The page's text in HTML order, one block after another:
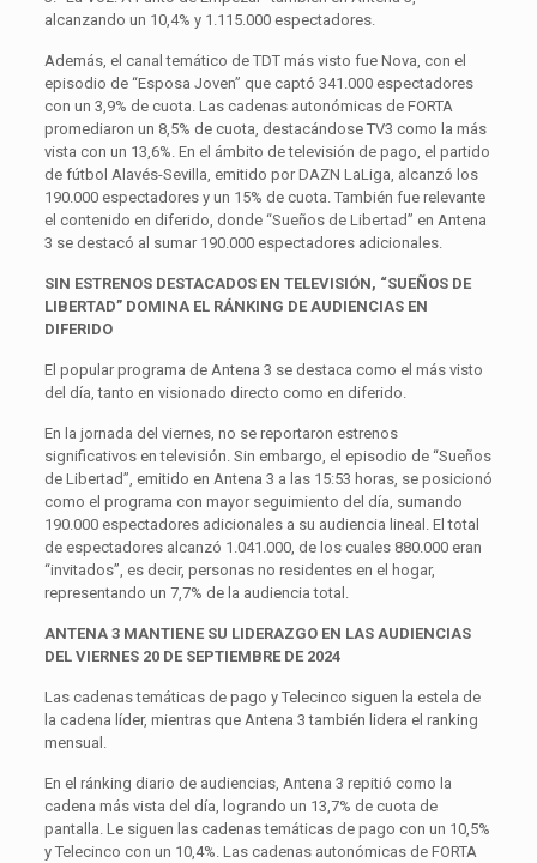
alcanzando un 10,4% y 1.115.000 espectadores.
Además, el canal temático de TDT más visto fue Nova, con el
episodio de “Esposa Joven” que captó 341.000 espectadores
con un 3,9% de cuota. Las cadenas autonómicas de FORTA
promediaron un 8,5% de cuota, destacándose TV3 como la más
vista con un 13,6%. En el ámbito de televisión de pago, el partido
de fútbol Alavés-Sevilla, emitido por DAZN LaLiga, alcanzó los
190.000 espectadores y un 15% de cuota. También fue relevante
el contenido en diferido, donde “Sueños de Libertad” en Antena
3 se destacó al sumar 190.000 espectadores adicionales.
SIN ESTRENOS DESTACADOS EN TELEVISIÓN, “SUEÑOS DE
LIBERTAD” DOMINA EL RÁNKING DE AUDIENCIAS EN
DIFERIDO
El popular programa de Antena 3 se destaca como el más visto
del día, tanto en visionado directo como en diferido.
En la jornada del viernes, no se reportaron estrenos
significativos en televisión. Sin embargo, el episodio de “Sueños
de Libertad”, emitido en Antena 3 a las 15:53 horas, se posicionó
como el programa con mayor seguimiento del día, sumando
190.000 espectadores adicionales a su audiencia lineal. El total
de espectadores alcanzó 1.041.000, de los cuales 880.000 eran
“invitados”, es decir, personas no residentes en el hogar,
representando un 7,7% de la audiencia total.
ANTENA 3 MANTIENE SU LIDERAZGO EN LAS AUDIENCIAS
DEL VIERNES 20 DE SEPTIEMBRE DE 2024
Las cadenas temáticas de pago y Telecinco siguen la estela de
la cadena líder, mientras que Antena 3 también lidera el ranking
mensual.
En el ránking diario de audiencias, Antena 3 repitió como la
cadena más vista del día, logrando un 13,7% de cuota de
pantalla. Le siguen las cadenas temáticas de pago con un 10,5%
y Telecinco con un 10,4%. Las cadenas autonómicas de FORTA